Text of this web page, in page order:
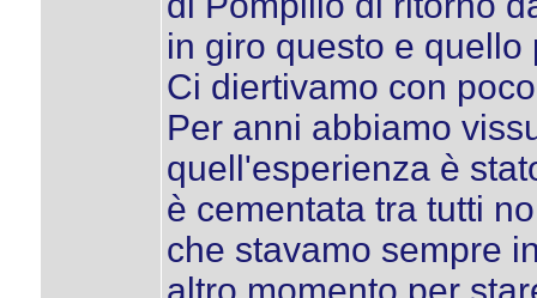
in giro questo e
Ci diertivamo con
Per anni abbiamo
quell'esperienza è
è cementata tra tutti
che stavamo sempre